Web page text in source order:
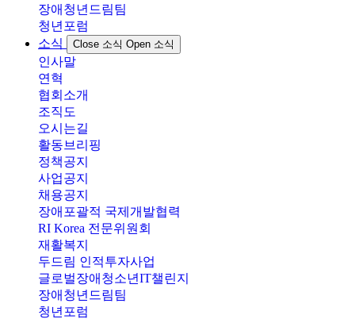
장애청년드림팀
청년포럼
소식
Close 소식 Open 소식
인사말
연혁
협회소개
조직도
오시는길
활동브리핑
정책공지
사업공지
채용공지
장애포괄적 국제개발협력
RI Korea 전문위원회
재활복지
두드림 인적투자사업
글로벌장애청소년IT챌린지
장애청년드림팀
청년포럼